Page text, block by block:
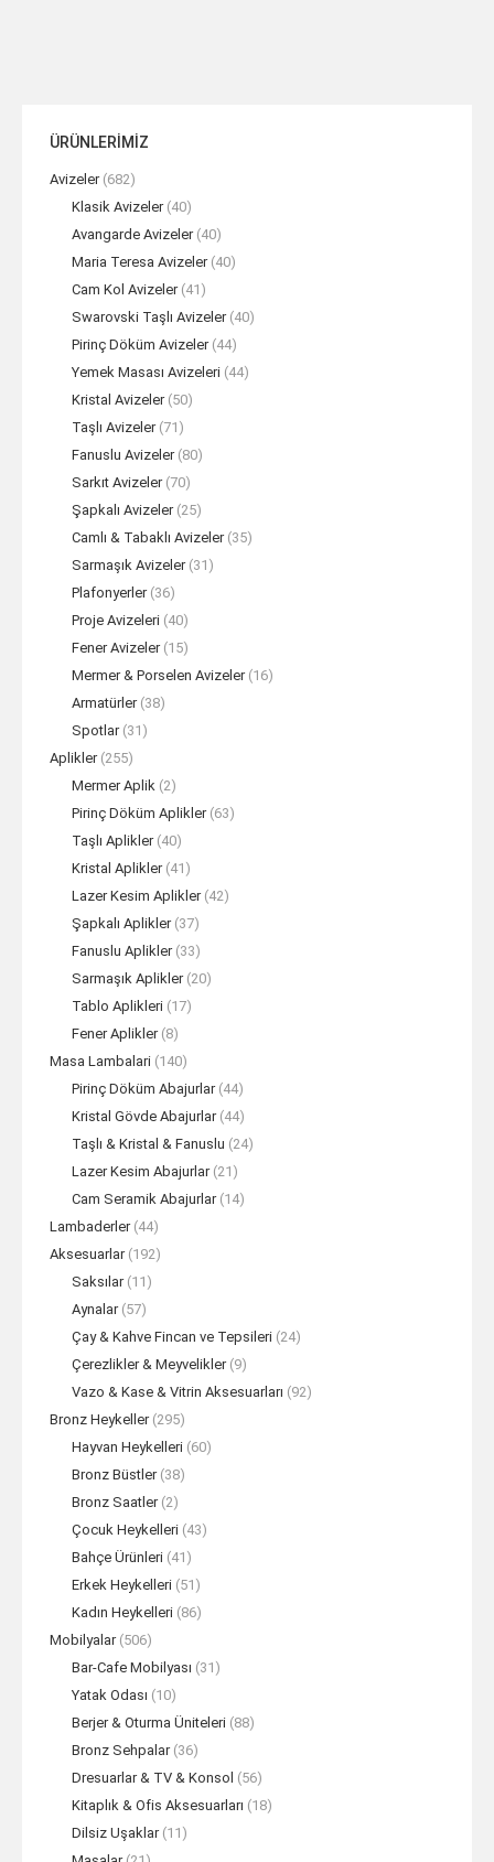
ÜRÜNLERİMİZ
Avizeler (682)
Klasik Avizeler (40)
Avangarde Avizeler (40)
Maria Teresa Avizeler (40)
Cam Kol Avizeler (41)
Swarovski Taşlı Avizeler (40)
Pirinç Döküm Avizeler (44)
Yemek Masası Avizeleri (44)
Kristal Avizeler (50)
Taşlı Avizeler (71)
Fanuslu Avizeler (80)
Sarkıt Avizeler (70)
Şapkalı Avizeler (25)
Camlı & Tabaklı Avizeler (35)
Sarmaşık Avizeler (31)
Plafonyerler (36)
Proje Avizeleri (40)
Fener Avizeler (15)
Mermer & Porselen Avizeler (16)
Armatürler (38)
Spotlar (31)
Aplikler (255)
Mermer Aplik (2)
Pirinç Döküm Aplikler (63)
Taşlı Aplikler (40)
Kristal Aplikler (41)
Lazer Kesim Aplikler (42)
Şapkalı Aplikler (37)
Fanuslu Aplikler (33)
Sarmaşık Aplikler (20)
Tablo Aplikleri (17)
Fener Aplikler (8)
Masa Lambalari (140)
Pirinç Döküm Abajurlar (44)
Kristal Gövde Abajurlar (44)
Taşlı & Kristal & Fanuslu (24)
Lazer Kesim Abajurlar (21)
Cam Seramik Abajurlar (14)
Lambaderler (44)
Aksesuarlar (192)
Saksılar (11)
Aynalar (57)
Çay & Kahve Fincan ve Tepsileri (24)
Çerezlikler & Meyvelikler (9)
Vazo & Kase & Vitrin Aksesuarları (92)
Bronz Heykeller (295)
Hayvan Heykelleri (60)
Bronz Büstler (38)
Bronz Saatler (2)
Çocuk Heykelleri (43)
Bahçe Ürünleri (41)
Erkek Heykelleri (51)
Kadın Heykelleri (86)
Mobilyalar (506)
Bar-Cafe Mobilyası (31)
Yatak Odası (10)
Berjer & Oturma Üniteleri (88)
Bronz Sehpalar (36)
Dresuarlar & TV & Konsol (56)
Kitaplık & Ofis Aksesuarları (18)
Dilsiz Uşaklar (11)